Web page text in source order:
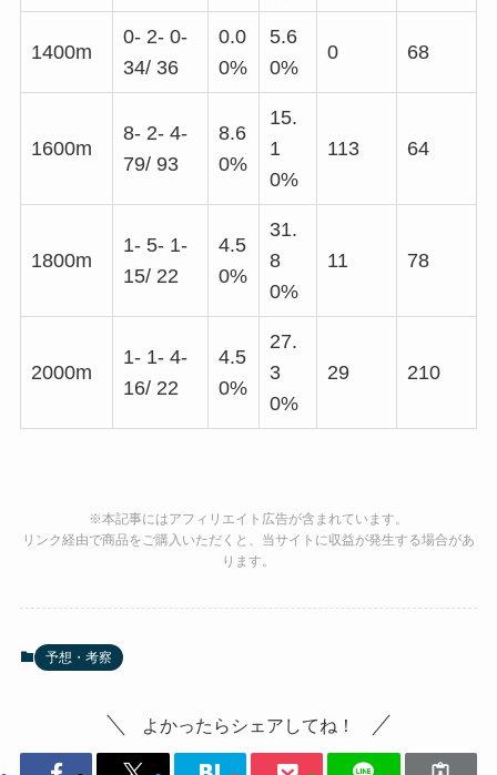
1400m
0- 2- 0-
34/ 36
0.0
0%
5.6
0%
0 68
1600m
8- 2- 4-
79/ 93
8.6
0%
15.
1
0%
113 64
1800m
1- 5- 1-
15/ 22
4.5
0%
31.
8
0%
11 78
2000m
1- 1- 4-
16/ 22
4.5
0%
27.
3
0%
29 210
※本記事にはアフィリエイト広告が含まれています。
リンク経由で商品をご購入いただくと、当サイトに収益が発生する場合があ
ります。
予想・考察
よかったらシェアしてね！